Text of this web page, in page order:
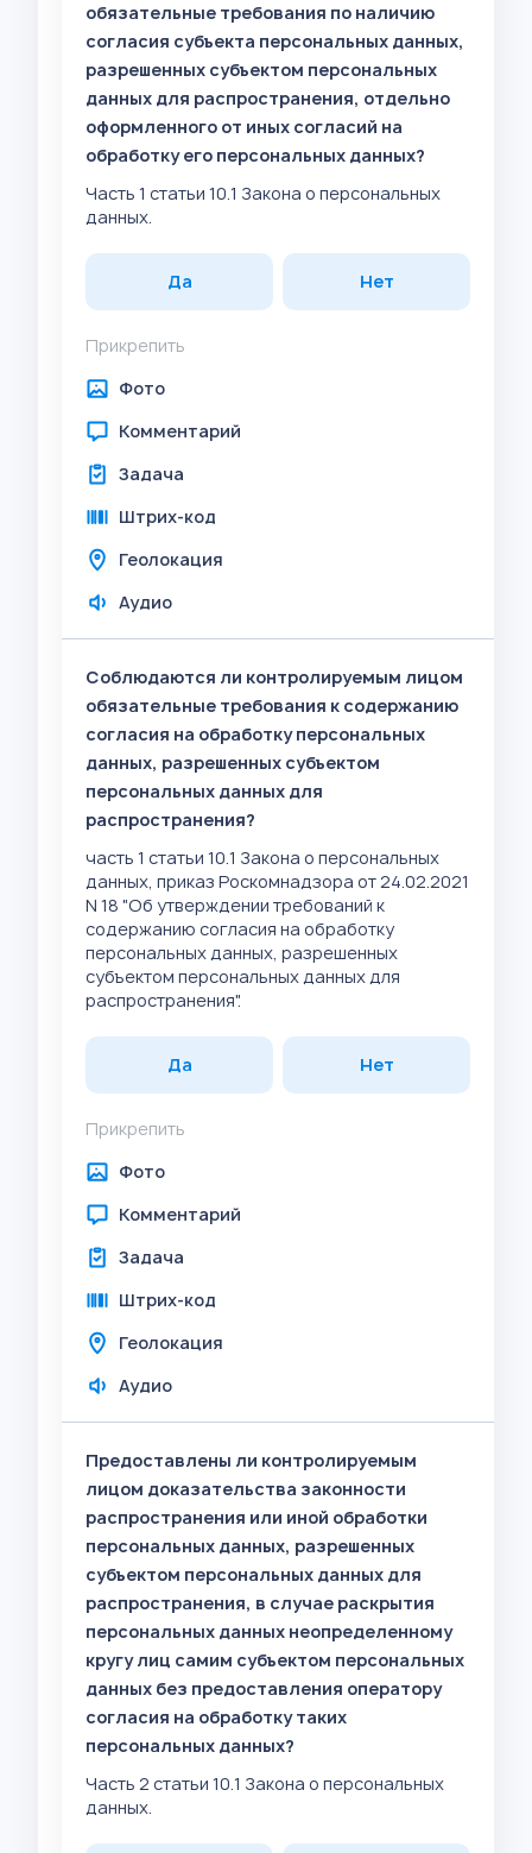
обязательные требования по наличию
согласия субъекта персональных данных,
разрешенных субъектом персональных
данных для распространения, отдельно
оформленного от иных согласий на
обработку его персональных данных?
Часть 1 статьи 10.1 Закона о персональных
данных.
Да Нет
Прикрепить
Фото
Комментарий
Задача
Штрих-код
Геолокация
Аудио
Соблюдаются ли контролируемым лицом
обязательные требования к содержанию
согласия на обработку персональных
данных, разрешенных субъектом
персональных данных для
распространения?
часть 1 статьи 10.1 Закона о персональных
данных, приказ Роскомнадзора от 24.02.2021
N 18 "Об утверждении требований к
содержанию согласия на обработку
персональных данных, разрешенных
субъектом персональных данных для
распространения".
Да Нет
Прикрепить
Фото
Комментарий
Задача
Штрих-код
Геолокация
Аудио
Предоставлены ли контролируемым
лицом доказательства законности
распространения или иной обработки
персональных данных, разрешенных
субъектом персональных данных для
распространения, в случае раскрытия
персональных данных неопределенному
кругу лиц самим субъектом персональных
данных без предоставления оператору
согласия на обработку таких
персональных данных?
Часть 2 статьи 10.1 Закона о персональных
данных.